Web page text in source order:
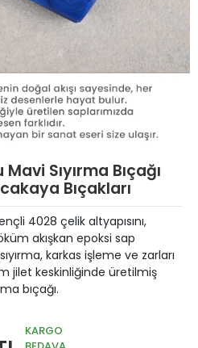
Sıyırma Bıçağı
Bıçakları
4028 çelik altyapısını,
akışkan epoksi sap
karkas işleme ve zarları
jilet keskinliğinde üretilmiş
bıçağı.
KARGO